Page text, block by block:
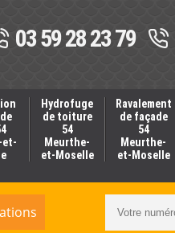
03 59 28 23 79
et-
Hydrofuge
de toiture
54
Meurthe-
et-Moselle
Ravalement
de façade
54
Meurthe-
et-Moselle